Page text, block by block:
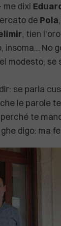
me dixi
de Pola
, tien
insoma… No
modesto; se
se parla
le parole
te
digo: ma